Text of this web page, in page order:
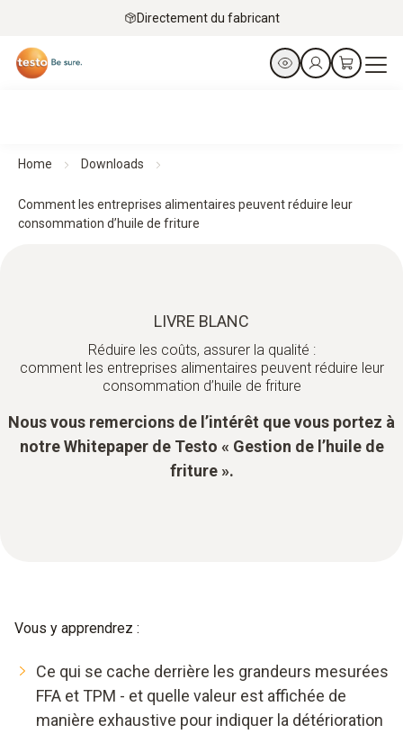
Directement du fabricant
Home Downloads
Comment les entreprises alimentaires peuvent réduire leur
consommation d’huile de friture
LIVRE BLANC
Réduire les coûts, assurer la qualité :
comment les entreprises alimentaires peuvent réduire leur
consommation d’huile de friture
Nous vous remercions de l’intérêt que vous portez à
notre Whitepaper de Testo « Gestion de l’huile de
friture ».
Vous y apprendrez :
Ce qui se cache derrière les grandeurs mesurées
FFA et TPM - et quelle valeur est affichée de
manière exhaustive pour indiquer la détérioration